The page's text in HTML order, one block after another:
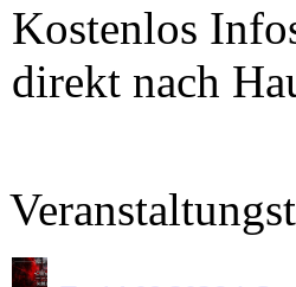
Kostenlos
direkt nach